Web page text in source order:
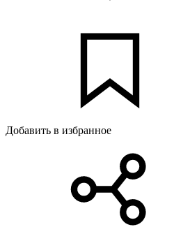
Добавить в избранное